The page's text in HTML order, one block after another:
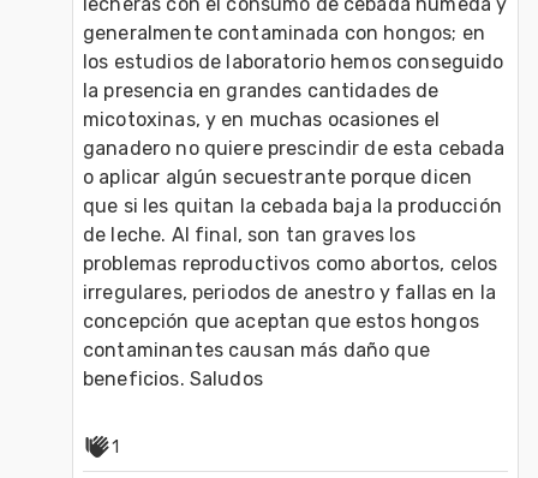
generalmente contaminada con hongos; en
los estudios de laboratorio hemos conseguido
la presencia en grandes cantidades de
micotoxinas, y en muchas ocasiones el
ganadero no quiere prescindir de esta cebada
o aplicar algún secuestrante porque dicen
que si les quitan la cebada baja la producción
de leche. Al final, son tan graves los
problemas reproductivos como abortos, celos
irregulares, periodos de anestro y fallas en la
concepción que aceptan que estos hongos
contaminantes causan más daño que
beneficios. Saludos
1